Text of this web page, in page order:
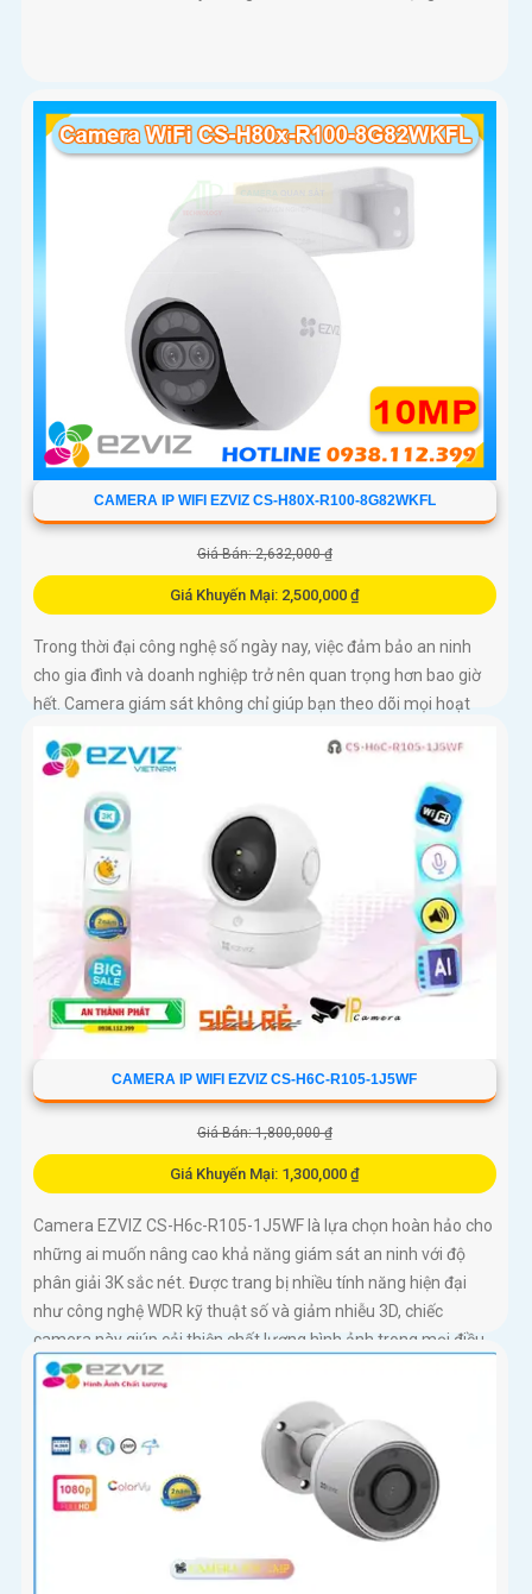
CAMERA IP WIFI EZVIZ CS-H80X-R100-8G82WKFL
Giá Bán: 2,632,000 ₫
Giá Khuyến Mại: 2,500,000 ₫
Trong thời đại công nghệ số ngày nay, việc đảm bảo an ninh
cho gia đình và doanh nghiệp trở nên quan trọng hơn bao giờ
hết. Camera giám sát không chỉ giúp bạn theo dõi mọi hoạt
những người thân yêu
CAMERA IP WIFI EZVIZ CS-H6C-R105-1J5WF
Giá Bán: 1,800,000 ₫
Giá Khuyến Mại: 1,300,000 ₫
Camera EZVIZ CS-H6c-R105-1J5WF là lựa chọn hoàn hảo cho
những ai muốn nâng cao khả năng giám sát an ninh với độ
phân giải 3K sắc nét. Được trang bị nhiều tính năng hiện đại
như công nghệ WDR kỹ thuật số và giảm nhiễu 3D, chiếc
camera này giúp cải thiện chất lượng hình ảnh trong mọi điều
kiện ánh sáng